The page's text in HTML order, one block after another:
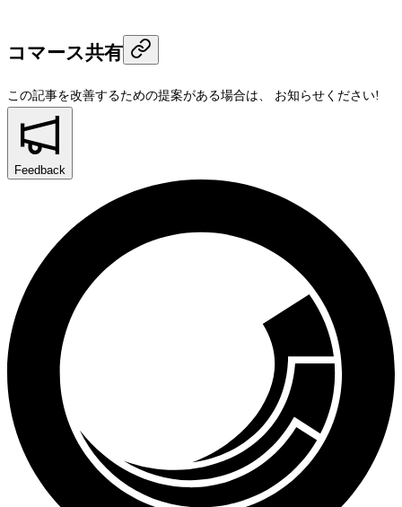
コマース共有
この記事を改善するための提案がある場合は、 お知らせください!
Feedback